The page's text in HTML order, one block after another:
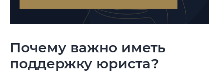
Почему важно иметь
поддержку юриста?